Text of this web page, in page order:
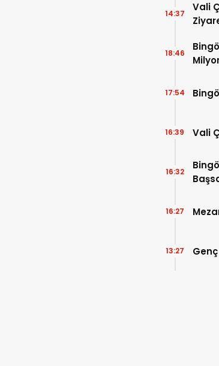
Vali
14:37
18:46
17:54
Vali
16:39
16:32
16:27
13:27